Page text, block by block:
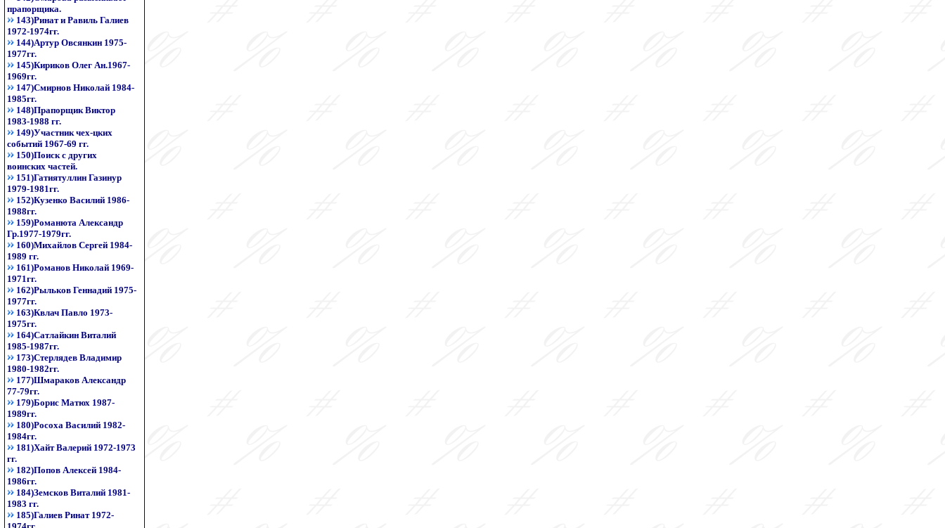
прапорщика.
143)Ринат и Равиль Галиев
1972-1974гг.
144)Артур Овсянкин 1975-
1977гг.
145)Кириков Олег Ан.1967-
1969гг.
147)Смирнов Николай 1984-
1985гг.
148)Прапорщик Виктор
1983-1988 гг.
149)Участник чех-цких
событий 1967-69 гг.
150)Поиск с других
воинских частей.
151)Гатиятуллин Газинур
1979-1981гг.
152)Кузенко Василий 1986-
1988гг.
159)Романюта Александр
Гр.1977-1979гг.
160)Михайлов Сергей 1984-
1989 гг.
161)Романов Николай 1969-
1971гг.
162)Рыльков Геннадий 1975-
1977гг.
163)Квлач Павло 1973-
1975гг.
164)Сатлайкин Виталий
1985-1987гг.
173)Стерлядев Владимир
1980-1982гг.
177)Шмараков Александр
77-79гг.
179)Борис Матюх 1987-
1989гг.
180)Росоха Василий 1982-
1984гг.
181)Хайт Валерий 1972-1973
гг.
182)Попов Алексей 1984-
1986гг.
184)Земсков Виталий 1981-
1983 гг.
185)Галиев Ринат 1972-